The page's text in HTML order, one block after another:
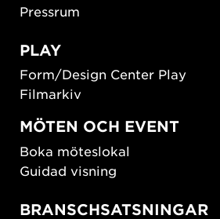
Pressrum
PLAY
Form/Design Center Play
Filmarkiv
MÖTEN OCH EVENT
Boka möteslokal
Guidad visning
BRANSCHSATSNINGAR